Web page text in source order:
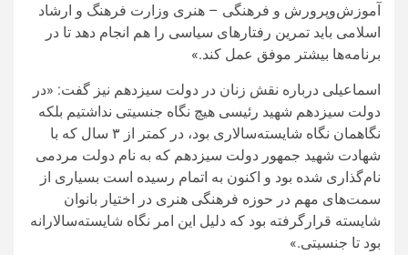
آموزش‌وپرورش و فرهنگی – هنری وزارت فرهنگ و ارشاد
اسلامی باید تمرین رفتارهای سیاسی را هم انجام دهد تا در
برنامه‌ها بیشتر موفق عمل کند.»
اسماعیلی درباره نقش زنان در دولت سیزدهم نیز گفت: «در
دولت سیزدهم شهید رئیسی هیچ نگاه جنسیتی نداشتیم بلکه
نگاهمان نگاه شایسته‌سالاری بود، در کمتر از ۳ سال که با
شهادت شهید جمهور دولت سیزدهم که به نام دولت مردمی
نام‌گذاری شده بود و اکنون به اتمام رسیده است بسیاری از
سمت‌های مهم در حوزه فرهنگی هنری در اختیار بانوان
شایسته قرارگرفته بود که دلیل این امر نگاه شایسته‌سالارانه
بود تا جنسیتی.»